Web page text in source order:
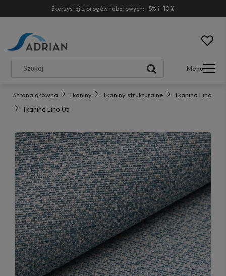
Skorzystaj z progów rabatowych: -5% i -10%
Menu
Strona główna Tkaniny Tkaniny strukturalne
Tkanina Lino
Tkanina Lino 05